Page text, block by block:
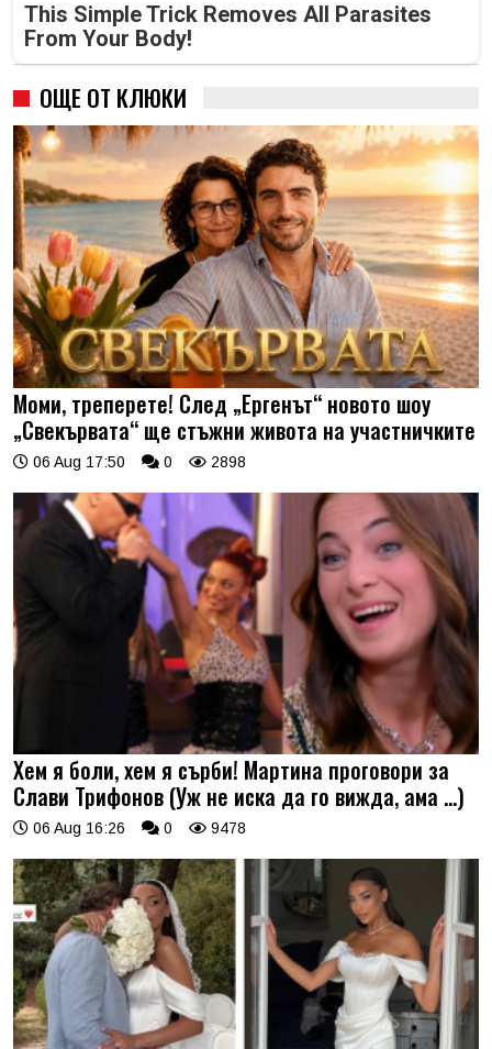
This Simple Trick Removes All Parasites
From Your Body!
ОЩЕ ОТ КЛЮКИ
Моми, треперете! След „Ергенът“ новото шоу
„Свекървата“ ще стъжни живота на участничките
06 Aug 17:50 0 2898
Хем я боли, хем я сърби! Мартина проговори за
Слави Трифонов (Уж не иска да го вижда, ама …)
06 Aug 16:26 0 9478